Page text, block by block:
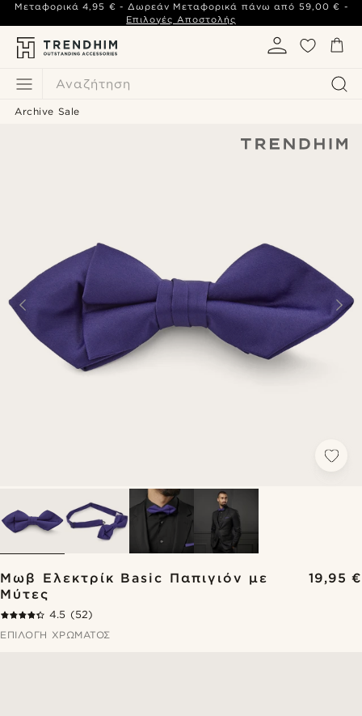
Αναζήτηση
Μεταφορικά 4,95 € - Δωρεάν Μεταφορικά πάνω από 59,00 € -
Επιλογές Αποστολής
Archive Sale
Μωβ Ελεκτρίκ Basic Παπιγιόν με
Μύτες
19,95 €
4.5 (52)
ΕΠΙΛΟΓΉ ΧΡΏΜΑΤΟΣ